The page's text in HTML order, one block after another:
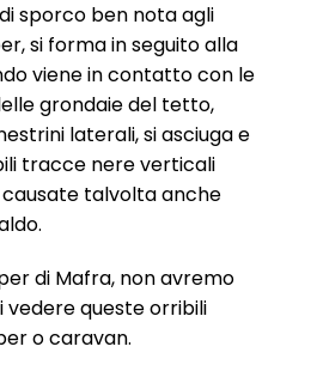
sporco ben nota agli
si forma in seguito alla
viene in contatto con le
grondaie del tetto,
laterali, si asciuga e
tracce nere verticali
talvolta anche
di Mafra, non avremo
vedere queste orribili
o caravan.